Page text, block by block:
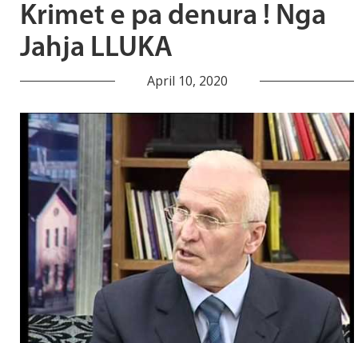
Krimet e pa denura ! Nga
Jahja LLUKA
April 10, 2020